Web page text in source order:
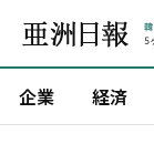
企業 経済